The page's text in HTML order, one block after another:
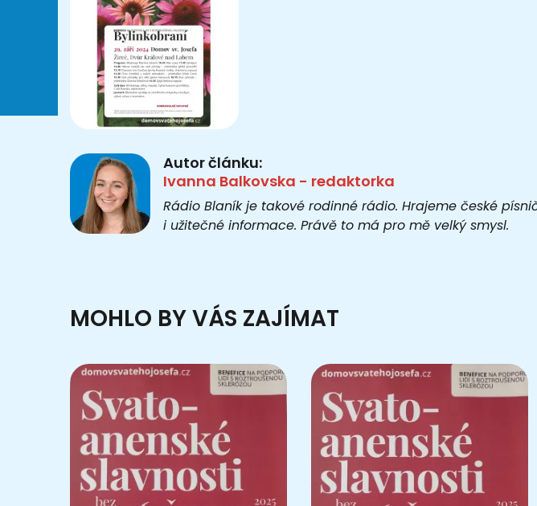
Autor článku:
Ivanna Balkovska - redaktorka
Rádio Blaník je takové rodinné rádio. Hrajeme české
i užitečné informace. Právě to má pro mě velký smysl.
MOHLO BY VÁS ZAJÍMAT